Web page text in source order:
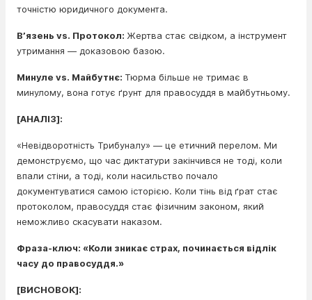
точністю юридичного документа.
В’язень vs. Протокол: Жертва стає свідком, а інструмент
утримання — доказовою базою.
Минуле vs. Майбутнє: Тюрма більше не тримає в
минулому, вона готує ґрунт для правосуддя в майбутньому.
[АНАЛІЗ]:
«Невідворотність Трибуналу» — це етичний перелом. Ми
демонструємо, що час диктатури закінчився не тоді, коли
впали стіни, а тоді, коли насильство почало
документуватися самою історією. Коли тінь від ґрат стає
протоколом, правосуддя стає фізичним законом, який
неможливо скасувати наказом.
Фраза-ключ: «Коли зникає страх, починається відлік
часу до правосуддя.»
[ВИСНОВОК]: